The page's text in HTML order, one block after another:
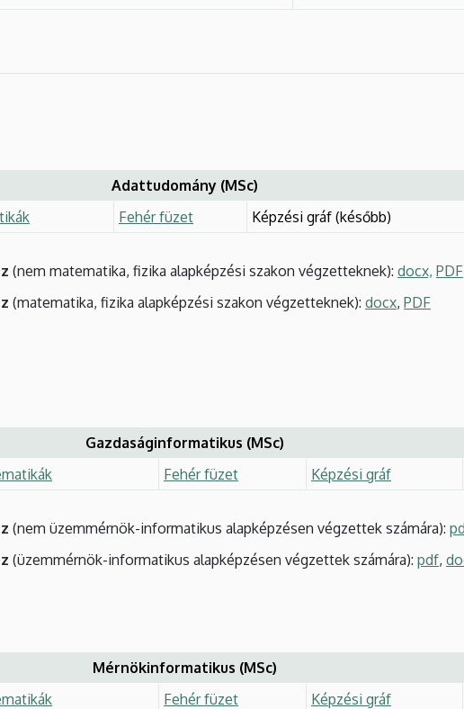
Adattudomány (MSc)
Fehér füzet Képzési gráf (később)
(nem matematika, fizika alapképzési szakon végzetteknek): docx, PDF
(matematika, fizika alapképzési szakon végzetteknek): docx, PDF
Gazdaságinformatikus (MSc)
Fehér füzet Képzési gráf
(nem üzemmérnök-informatikus alapképzésen végzettek számára):
(üzemmérnök-informatikus alapképzésen végzettek számára): pdf,
Mérnökinformatikus (MSc)
Fehér füzet Képzési gráf